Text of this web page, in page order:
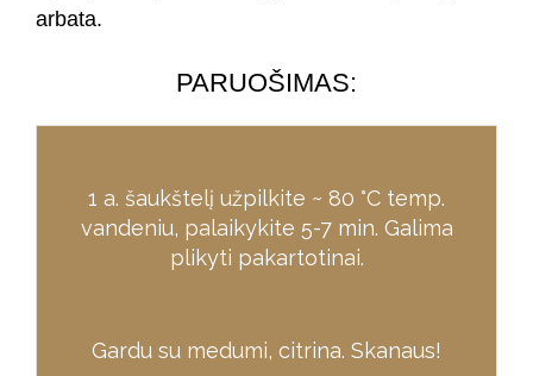
arbata.
PARUOŠIMAS:​
1 a. šaukštelį užpilkite ~ 80 °C temp.
vandeniu, palaikykite 5-7 min. Galima
plikyti pakartotinai.
Gardu su medumi, citrina. Skanaus!